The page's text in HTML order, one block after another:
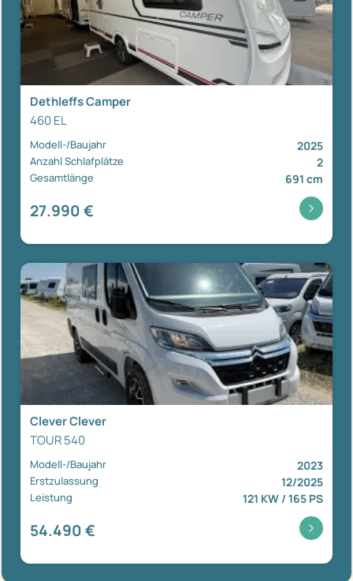
Dethleffs Camper
460 EL
Modell-/Baujahr 2025
Anzahl Schlafplätze 2
Gesamtlänge 691 cm
27.990 €
Clever Clever
TOUR 540
Modell-/Baujahr 2023
Erstzulassung 12/2025
Leistung 121 KW / 165 PS
54.490 €